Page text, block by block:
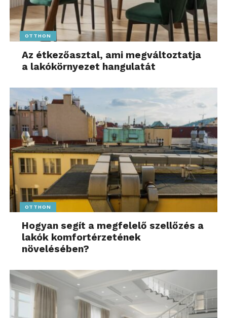
OTTHON
Az étkezőasztal, ami megváltoztatja
a lakókörnyezet hangulatát
OTTHON
Hogyan segít a megfelelő szellőzés a
lakók komfortérzetének
növelésében?